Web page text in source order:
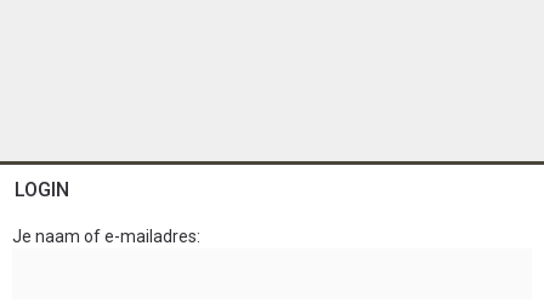
LOGIN
Je naam of e-mailadres